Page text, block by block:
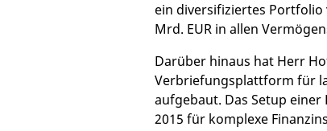
ein diversifiziertes Portfolio
Mrd. EUR in allen
Darüber hinaus hat Herr
Verbriefungsplattform für
aufgebaut. Das Setup
2015 für komplexe